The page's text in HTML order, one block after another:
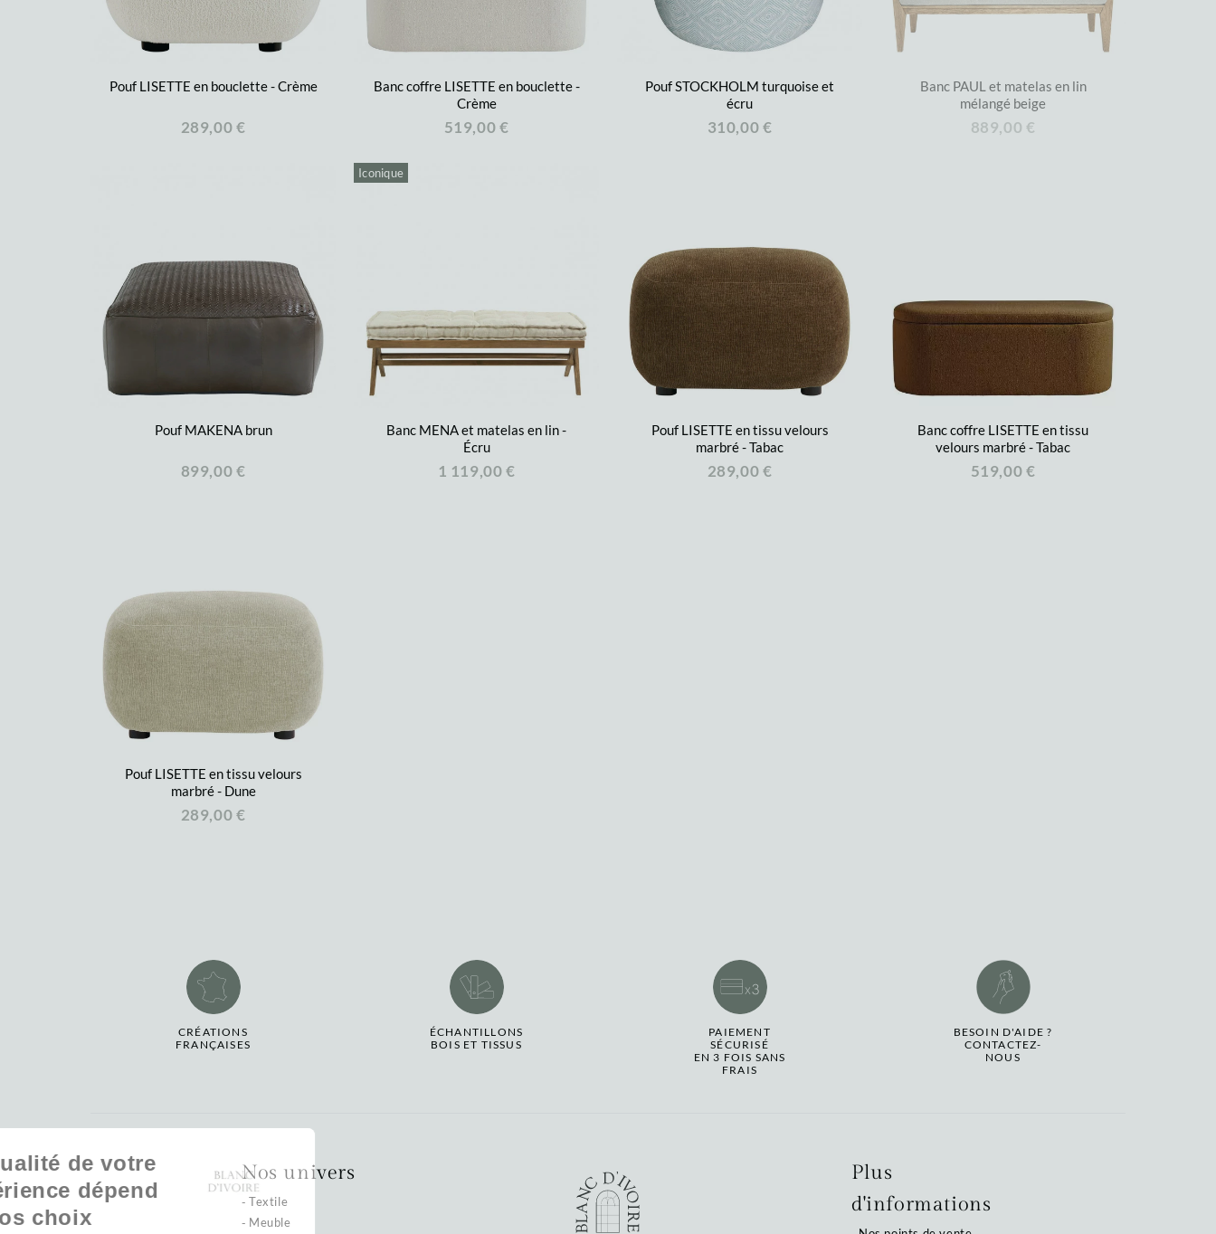
Pouf LISETTE en bouclette - Crème
289,00 €
Banc coffre LISETTE en bouclette -
Crème
519,00 €
Pouf STOCKHOLM turquoise et
écru
310,00 €
Banc PAUL et matelas en lin
mélangé beige
889,00 €
Pouf MAKENA brun
899,00 €
Iconique
Banc MENA et matelas en lin -
Écru
1 119,00 €
Pouf LISETTE en tissu velours
marbré - Tabac
289,00 €
Banc coffre LISETTE en tissu
velours marbré - Tabac
519,00 €
Pouf LISETTE en tissu velours
marbré - Dune
289,00 €
CRÉATIONS
FRANÇAISES
ÉCHANTILLONS
BOIS ET TISSUS
PAIEMENT
SÉCURISÉ
EN 3 FOIS SANS
FRAIS
BESOIN D'AIDE ?
CONTACTEZ-
NOUS
Nos univers
Textile
Meuble
Plus
d'informations
La qualité de votre
expérience dépend
de vos choix